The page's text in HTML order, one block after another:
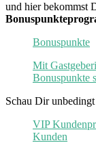
und hier bekommst
Bonuspunkte
Mit
Bonuspunkte
Schau Dir
VIP
Kunden